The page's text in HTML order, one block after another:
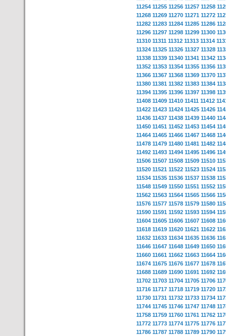
11254 11255 11256 11257 11258
11268 11269 11270 11271 11272
11282 11283 11284 11285 11286
11296 11297 11298 11299 11300
11310 11311 11312 11313 11314
11324 11325 11326 11327 11328
11338 11339 11340 11341 11342
11352 11353 11354 11355 11356
11366 11367 11368 11369 11370
11380 11381 11382 11383 11384
11394 11395 11396 11397 11398
11408 11409 11410 11411 11412
11422 11423 11424 11425 11426
11436 11437 11438 11439 11440
11450 11451 11452 11453 11454
11464 11465 11466 11467 11468
11478 11479 11480 11481 11482
11492 11493 11494 11495 11496
11506 11507 11508 11509 11510
11520 11521 11522 11523 11524
11534 11535 11536 11537 11538
11548 11549 11550 11551 11552
11562 11563 11564 11565 11566
11576 11577 11578 11579 11580
11590 11591 11592 11593 11594
11604 11605 11606 11607 11608
11618 11619 11620 11621 11622
11632 11633 11634 11635 11636
11646 11647 11648 11649 11650
11660 11661 11662 11663 11664
11674 11675 11676 11677 11678
11688 11689 11690 11691 11692
11702 11703 11704 11705 11706
11716 11717 11718 11719 11720
11730 11731 11732 11733 11734
11744 11745 11746 11747 11748
11758 11759 11760 11761 11762
11772 11773 11774 11775 11776
11786 11787 11788 11789 11790